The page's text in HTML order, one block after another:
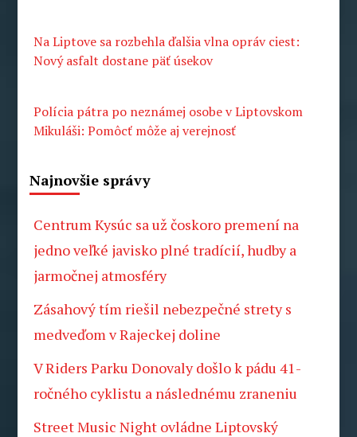
Na Liptove sa rozbehla ďalšia vlna opráv ciest:
Nový asfalt dostane päť úsekov
Polícia pátra po neznámej osobe v Liptovskom
Mikuláši: Pomôcť môže aj verejnosť
Najnovšie správy
Centrum Kysúc sa už čoskoro premení na
jedno veľké javisko plné tradícií, hudby a
jarmočnej atmosféry
Zásahový tím riešil nebezpečné strety s
medveďom v Rajeckej doline
V Riders Parku Donovaly došlo k pádu 41-
ročného cyklistu a následnému zraneniu
Street Music Night ovládne Liptovský